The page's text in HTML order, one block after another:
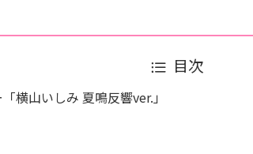
目次
横山いしみ 夏鳴反響ver.」